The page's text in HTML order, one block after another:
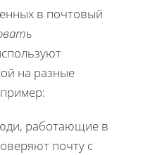
в почтовый
на разные
работающие в
почту с